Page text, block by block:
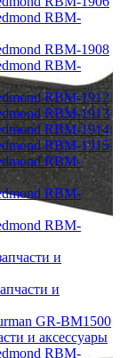
RBM-
RBM-1908
RBM-
RBM-1912
RBM-1913
RBM-1914
RBM-1915
RBM-
RBM-
RBM-
и
и
GR-BM1500
и аксессуары
RBM-